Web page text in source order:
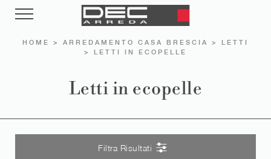
HOME > ARREDAMENTO CASA BRESCIA > LETTI
> LETTI IN ECOPELLE
Letti in ecopelle
Filtra Risultati